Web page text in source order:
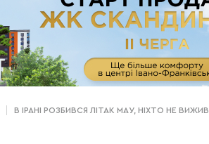
В ІРАНІ РОЗБИВСЯ ЛІТАК МАУ, НІХТО НЕ ВИЖИВ